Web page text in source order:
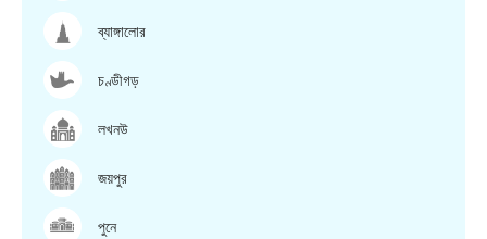
ব্যাঙ্গালোর
চণ্ডীগড়
লখনউ
জয়পুর
পুনে